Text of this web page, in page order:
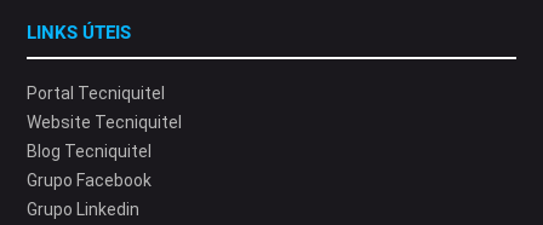
LINKS ÚTEIS
Portal Tecniquitel
Website Tecniquitel
Blog Tecniquitel
Grupo Facebook
Grupo Linkedin